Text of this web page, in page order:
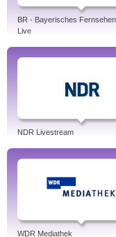
BR - Bayerisches Fernsehen
Live
NDR Livestream
WDR Mediathek